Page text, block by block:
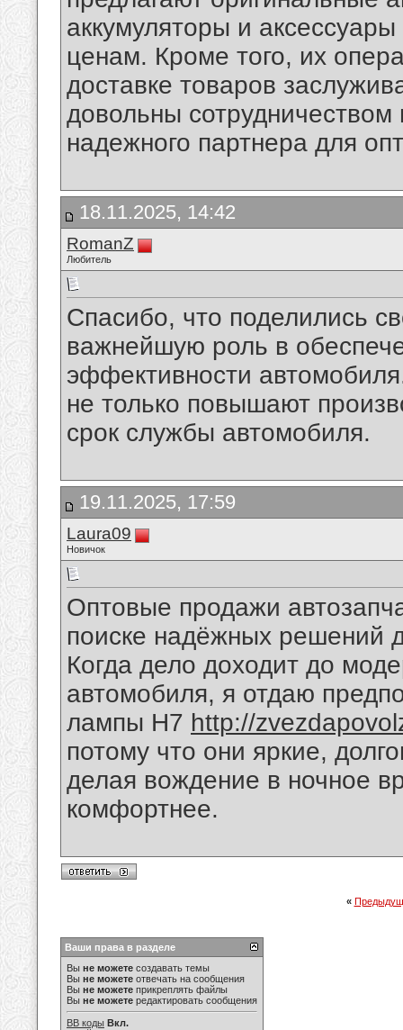
аккумуляторы и
ценам. Кроме того, их
доставке товаров
довольны
надежного партнера для
18.11.2025, 14:42
RomanZ
Любитель
Спасибо, что поделились
важнейшую роль в
эффективности
не только повышают
срок службы автомобиля.
19.11.2025, 17:59
Laura09
Новичок
Оптовые продажи
поиске надёжных решений
Когда дело доходит до
автомобиля, я отдаю
лампы H7 http://
потому что они яркие,
делая вождение в ночное
комфортнее.
«
Ваши права в разделе
Вы не можете создавать темы
Вы не можете отвечать на сообщения
Вы не можете прикреплять файлы
Вы не можете редактировать сообщения
BB коды Вкл.